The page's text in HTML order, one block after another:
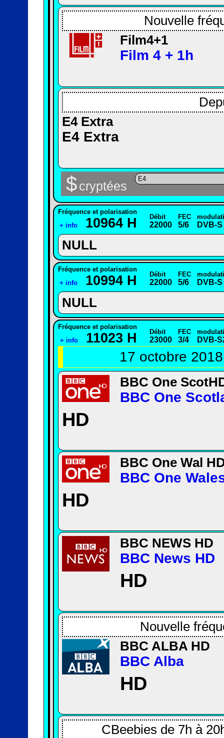
Nouvelle
Film4+1
Film 4 + 1h
E4 Extra
E4 Extra
$cryptées
E4
Fréquence et polarisation
+ info 10964 H Débit
22000
FEC
5/6 DVB-
NULL
Fréquence et polarisation
+ info 10994 H Débit
22000
FEC
5/6 DVB-
NULL
Fréquence et polarisation
+ info 11023 H Débit
23000
FEC
3/4 DVB-
17 octobre
BBC One
BBC One
HD
BBC One Wal
BBC One
HD
BBC NEWS HD
BBC News HD
HD
Nouvelle
BBC ALBA HD
BBC Alba
HD
CBeebies de 7h à